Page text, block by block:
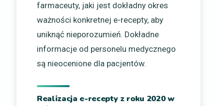
farmaceuty, jaki jest dokładny okres
ważności konkretnej e-recepty, aby
uniknąć nieporozumień. Dokładne
informacje od personelu medycznego
są nieocenione dla pacjentów.
Realizacja e-recepty z roku 2020 w